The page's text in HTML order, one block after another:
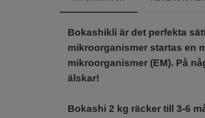
Bokashikli är det perfekta
mikroorganismer startas en
mikroorganismer (EM). På
älskar!
Bokashi 2 kg räcker till 3-6